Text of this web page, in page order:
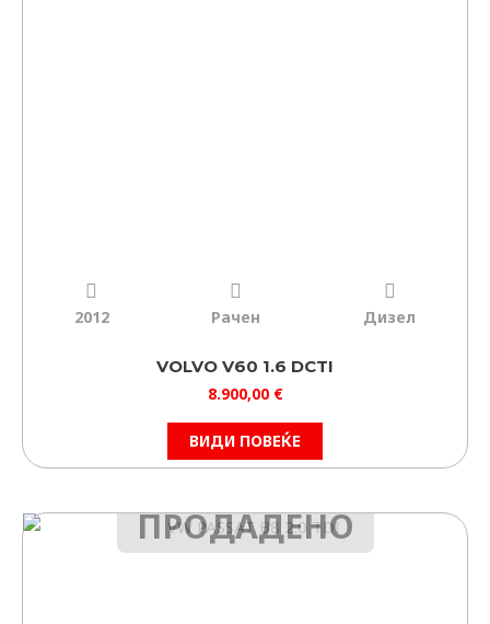
2012 Рачен Дизел
VOLVO V60 1.6 DCTI
8.900,00 €
ВИДИ ПОВЕЌЕ
ПРОДАДЕНО